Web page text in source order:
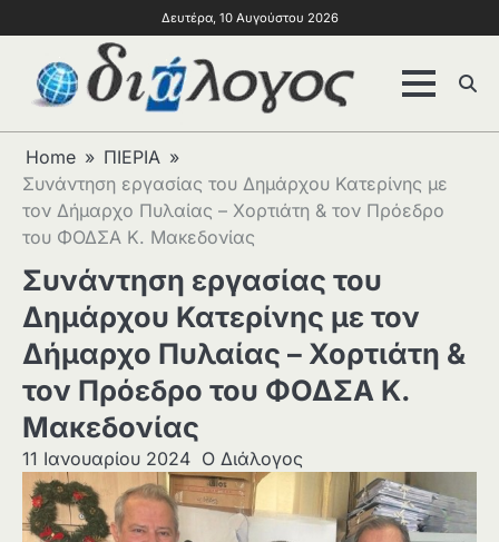
Δευτέρα, 10 Αυγούστου 2026
Home
ΠΙΕΡΙΑ
Συνάντηση εργασίας του Δημάρχου Κατερίνης με
τον Δήμαρχο Πυλαίας – Χορτιάτη & τον Πρόεδρο
του ΦΟΔΣΑ Κ. Μακεδονίας
Συνάντηση εργασίας του
Δημάρχου Κατερίνης με τον
Δήμαρχο Πυλαίας – Χορτιάτη &
τον Πρόεδρο του ΦΟΔΣΑ Κ.
Μακεδονίας
11 Ιανουαρίου 2024 Ο Διάλογος